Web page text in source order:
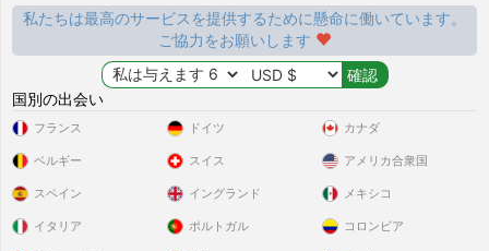
私たちは最高のサービスを提供するために懸命に働いています。
ご協力をお願いします
国別の出会い
フランス
ベルギー
スペイン
イタリア
ドイツ
スイス
イングランド
ポルトガル
カナダ
アメリカ合衆国
メキシコ
コロンビア